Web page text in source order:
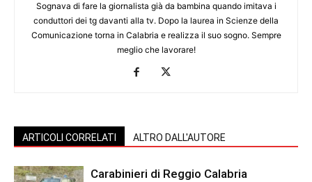
Sognava di fare la giornalista già da bambina quando imitava i
conduttori dei tg davanti alla tv. Dopo la laurea in Scienze della
Comunicazione torna in Calabria e realizza il suo sogno. Sempre
meglio che lavorare!
ARTICOLI CORRELATI ALTRO DALL'AUTORE
Carabinieri di Reggio Calabria